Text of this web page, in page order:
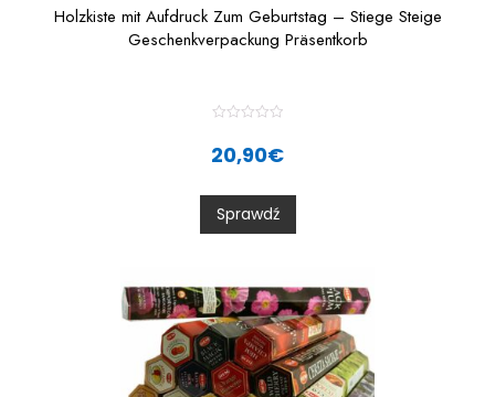
Holzkiste mit Aufdruck Zum Geburtstag – Stiege Steige
Geschenkverpackung Präsentkorb
t
0
o
u
t
20,90€
Sprawdź